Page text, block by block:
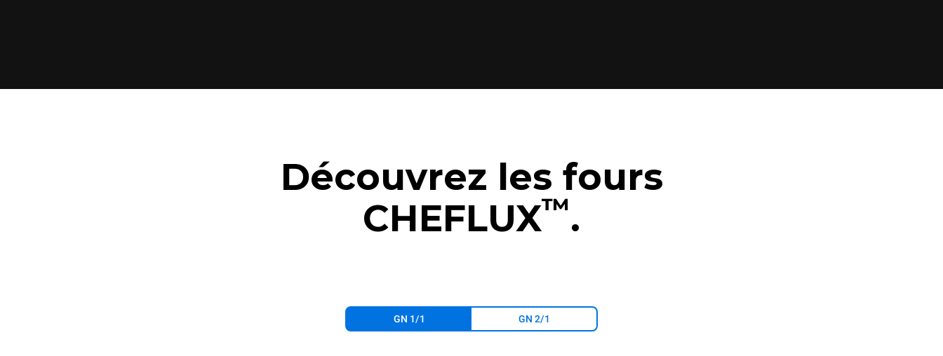
Découvrez les fours
CHEFLUX™.
GN 1/1 GN 2/1